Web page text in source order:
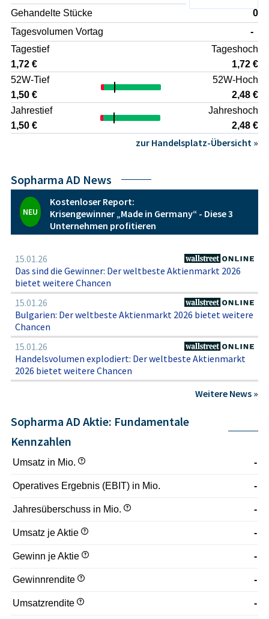
Gehandelte Stücke
0
Tagesvolumen Vortag
-
Tagestief
1,72 €
Tageshoch
1,72 €
52W-Tief
1,50 €
52W-Hoch
2,48 €
Jahrestief
1,50 €
Jahreshoch
2,48 €
zur Handelsplatz-Übersicht »
Sopharma AD News
NEU
Kostenloser Report:
Krisengewinner „Made in Germany“ - Diese 3
Unternehmen profitieren
15.01.26
Das sind die Gewinner: Der weltbeste Aktienmarkt 2026
bietet weitere Chancen
15.01.26
Bulgarien: Der weltbeste Aktienmarkt 2026 bietet weitere
Chancen
15.01.26
Handelsvolumen explodiert: Der weltbeste Aktienmarkt
2026 bietet weitere Chancen
Weitere News »
Sopharma AD Aktie: Fundamentale
Kennzahlen
Umsatz in Mio. -
Operatives Ergebnis (EBIT) in Mio. -
Jahresüberschuss in Mio. -
Umsatz je Aktie -
Gewinn je Aktie -
Gewinnrendite -
Umsatzrendite -